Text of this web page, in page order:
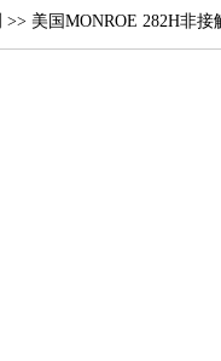
>> 美国MONROE 282H非